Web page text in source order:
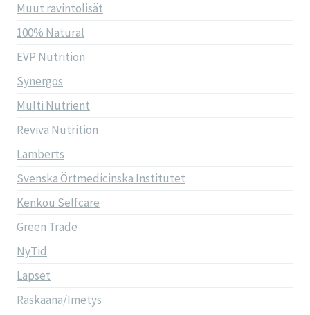
Muut ravintolisät
100% Natural
EVP Nutrition
Synergos
Multi Nutrient
Reviva Nutrition
Lamberts
Svenska Örtmedicinska Institutet
Kenkou Selfcare
Green Trade
NyTid
Lapset
Raskaana/Imetys